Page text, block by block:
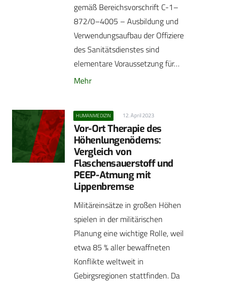
gemäß Bereichsvorschrift C-1–
872/0–4005 – Ausbildung und
Verwendungsaufbau der Offiziere
des Sanitätsdienstes sind
elementare Voraussetzung für…
Mehr
HUMANMEDIZIN 12. April 2023
Vor-Ort Therapie des
Höhenlungenödems:
Vergleich von
Flaschensauerstoff und
PEEP-Atmung mit
Lippenbremse
Militäreinsätze in großen Höhen
spielen in der militärischen
Planung eine wichtige Rolle, weil
etwa 85 % aller bewaffneten
Konflikte weltweit in
Gebirgsregionen stattfinden. Da